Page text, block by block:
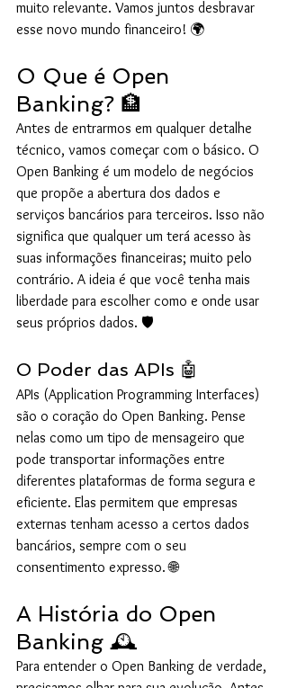
muito relevante. Vamos juntos desbravar
esse novo mundo financeiro! 🌍
O Que é Open
Banking? 🏦
Antes de entrarmos em qualquer detalhe
técnico, vamos começar com o básico. O
Open Banking é um modelo de negócios
que propõe a abertura dos dados e
serviços bancários para terceiros. Isso não
significa que qualquer um terá acesso às
suas informações financeiras; muito pelo
contrário. A ideia é que você tenha mais
liberdade para escolher como e onde usar
seus próprios dados. 🛡️
O Poder das APIs 🤖
APIs (Application Programming Interfaces)
são o coração do Open Banking. Pense
nelas como um tipo de mensageiro que
pode transportar informações entre
diferentes plataformas de forma segura e
eficiente. Elas permitem que empresas
externas tenham acesso a certos dados
bancários, sempre com o seu
consentimento expresso. 🌐
A História do Open
Banking 🕰️
Para entender o Open Banking de verdade,